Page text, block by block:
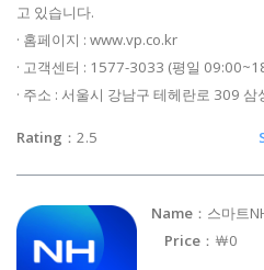
고 있습니다.
· 홈페이지 : www.vp.co.kr
· 고객센터 : 1577-3033 (평일
· 주소 : 서울시 강남구 테헤란로 309
Rating ：2.5
Name ：스
Price ：￦0